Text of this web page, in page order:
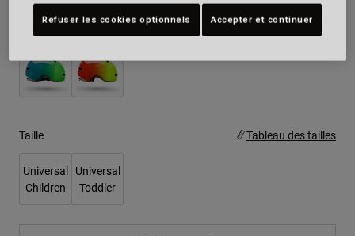
Couleur -
Taille Tableau des tailles
Universal
Children
Universal
Toddler
Refuser les cookies optionnels Accepter et continuer